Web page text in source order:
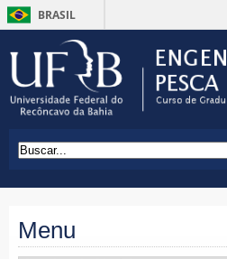
BRASIL
Menu